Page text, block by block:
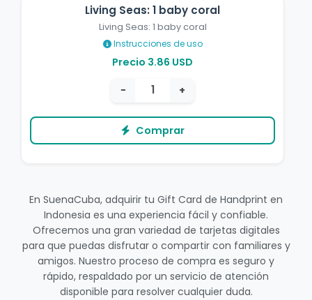
Living Seas: 1 baby coral
Living Seas: 1 baby coral
Instrucciones de uso
Precio 3.86 USD
−
+
Comprar
En SuenaCuba, adquirir tu Gift Card de Handprint en
Indonesia es una experiencia fácil y confiable.
Ofrecemos una gran variedad de tarjetas digitales
para que puedas disfrutar o compartir con familiares y
amigos. Nuestro proceso de compra es seguro y
rápido, respaldado por un servicio de atención
disponible para resolver cualquier duda.